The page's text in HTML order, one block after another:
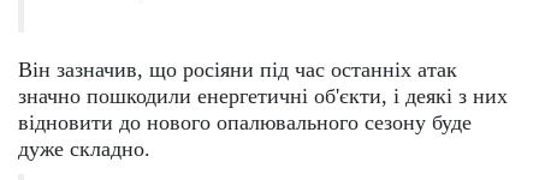
Він зазначив, що росіяни під час останніх атак
значно пошкодили енергетичні об'єкти, і деякі з них
відновити до нового опалювального сезону буде
дуже складно.